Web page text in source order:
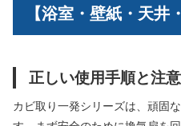
【浴室・壁紙・天井
正しい使用手順と注
カビ取り一発シリーズは、頑固